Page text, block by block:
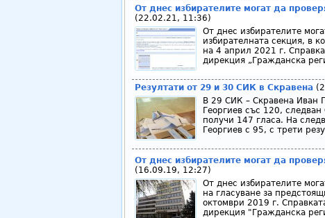
От днес избирателите могат да
(22.02.21, 11:36)
От днес избирателите
избирателната секция, в
на 4 април 2021 г.
дирекция „Гражданска
Резултати от 29 и 30 СИК в Скравена
В 29 СИК – Скравена Иван
Георгиев със 120,
получи 147 гласа. На
Георгиев с 95, с трети
От днес избирателите могат да
(16.09.19, 12:27)
От днес избирателите
на гласуване за
октомври 2019 г.
дирекция "Гражданска